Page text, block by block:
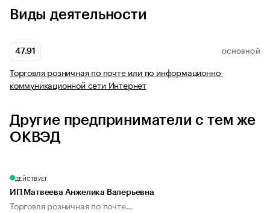
Виды деятельности
47.91 ОСНОВНОЙ
Торговля розничная по почте или по информационно-
коммуникационной сети Интернет
Другие предприниматели с тем же
ОКВЭД
ДЕЙСТВУЕТ
ИП Матвеева Анжелика Валерьевна
Торговля розничная по почте...